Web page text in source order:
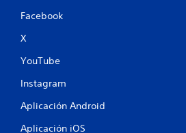
Facebook
X
YouTube
Instagram
Aplicación Android
Aplicación iOS